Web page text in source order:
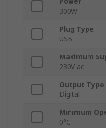
300W
Plug Type
USB
Maximum
230V ac
Output Type
Digital
Minimum
0°C